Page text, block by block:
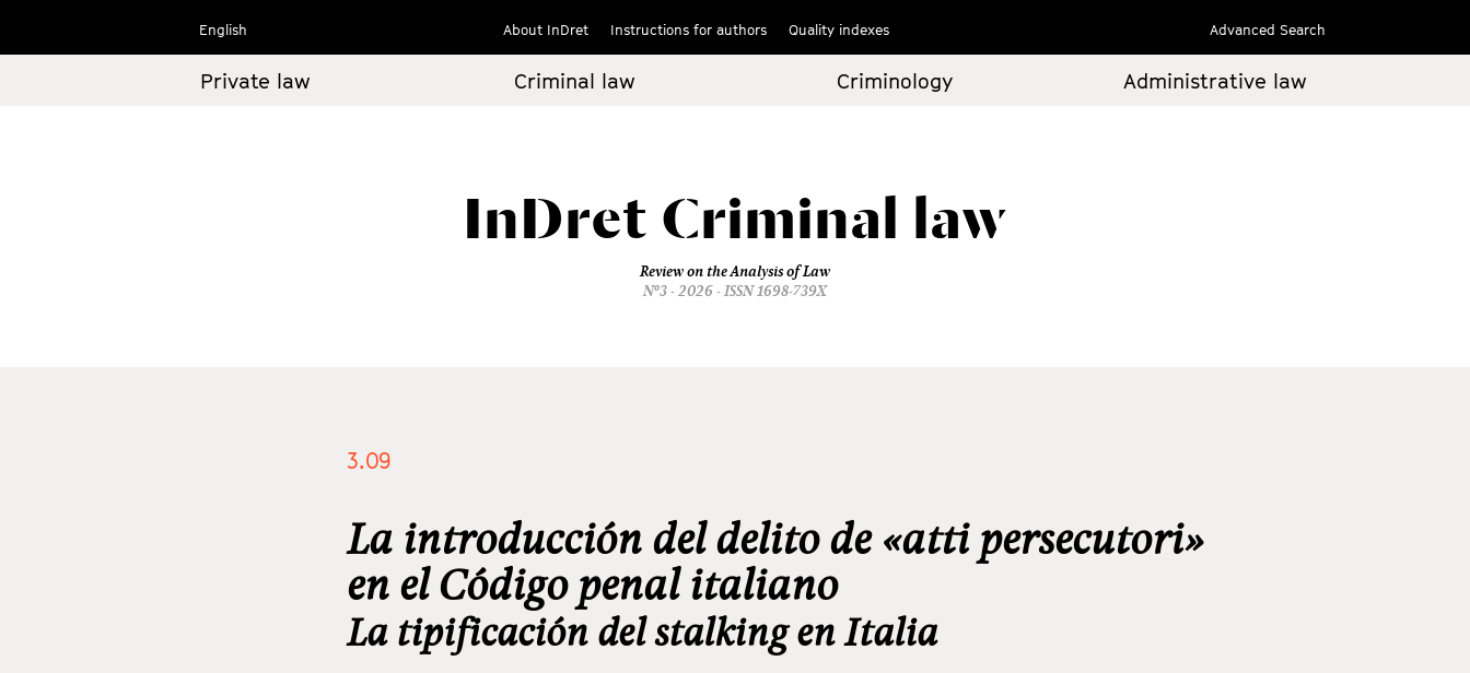
contenido
English About InDret Instructions for authors Quality indexes Advanced Search
Private law Criminal law Criminology Administrative law
InDret Criminal law
Review on the Analysis of Law
Nº3 - 2026 - ISSN 1698-739X
3.09
La introducción del delito de «atti persecutori»
en el Código penal italiano
La tipificación del stalking en Italia